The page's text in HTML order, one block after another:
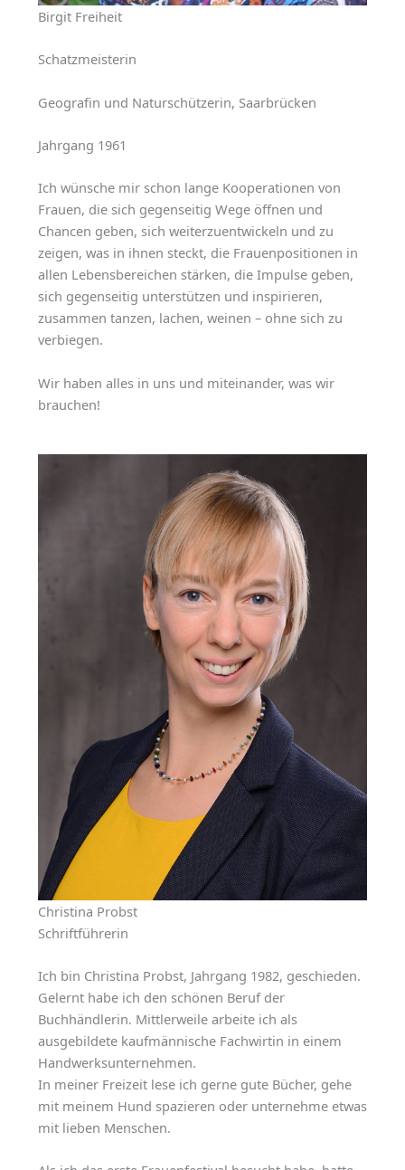
Birgit Freiheit
Schatzmeisterin
Geografin und Naturschützerin, Saarbrücken
Jahrgang 1961
Ich wünsche mir schon lange Kooperationen von
Frauen, die sich gegenseitig Wege öffnen und
Chancen geben, sich weiterzuentwickeln und zu
zeigen, was in ihnen steckt, die Frauenpositionen in
allen Lebensbereichen stärken, die Impulse geben,
sich gegenseitig unterstützen und inspirieren,
zusammen tanzen, lachen, weinen – ohne sich zu
verbiegen.
Wir haben alles in uns und miteinander, was wir
brauchen!
Christina Probst
Schriftführerin
Ich bin Christina Probst, Jahrgang 1982, geschieden.
Gelernt habe ich den schönen Beruf der
Buchhändlerin. Mittlerweile arbeite ich als
ausgebildete kaufmännische Fachwirtin in einem
Handwerksunternehmen.
In meiner Freizeit lese ich gerne gute Bücher, gehe
mit meinem Hund spazieren oder unternehme etwas
mit lieben Menschen.